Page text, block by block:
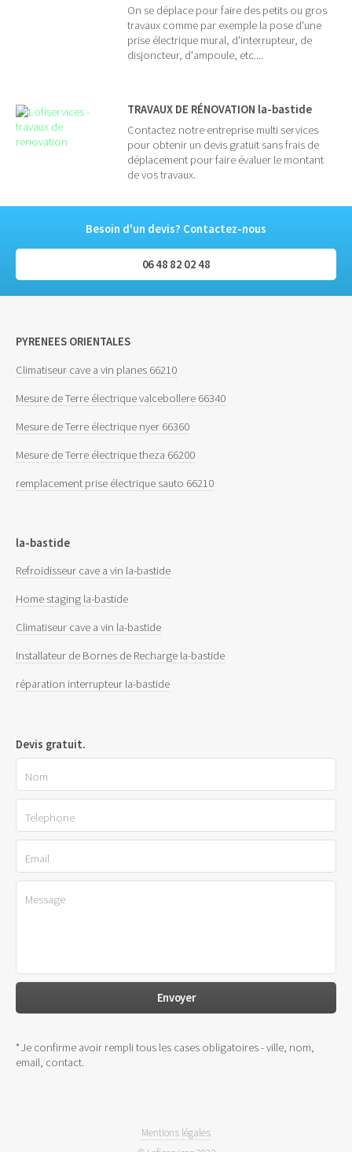
On se déplace pour faire des petits ou gros
travaux comme par exemple la pose d'une
prise électrique mural, d'interrupteur, de
disjoncteur, d'ampoule, etc....
TRAVAUX DE RÉNOVATION la-bastide
Contactez notre entreprise multi services
pour obtenir un devis gratuit sans frais de
déplacement pour faire évaluer le montant
de vos travaux.
Besoin d'un devis? Contactez-nous
06 48 82 02 48
PYRENEES ORIENTALES
Climatiseur cave a vin planes 66210
Mesure de Terre électrique valcebollere 66340
Mesure de Terre électrique nyer 66360
Mesure de Terre électrique theza 66200
remplacement prise électrique sauto 66210
la-bastide
Refroidisseur cave a vin la-bastide
Home staging la-bastide
Climatiseur cave a vin la-bastide
Installateur de Bornes de Recharge la-bastide
réparation interrupteur la-bastide
Devis gratuit.
*Je confirme avoir rempli tous les cases obligatoires - ville, nom,
email, contact.
Mentions légales